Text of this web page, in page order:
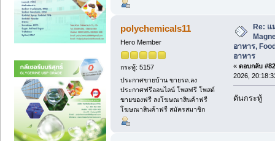
polychemicals11
Hero Member
กระทู้: 5157
ประกาศขายบ้าน ขายรถ.ลง
ประกาศฟรีออนไลน์ โพสฟรี โพสต์
ขายของฟรี ลงโฆษณาสินค้าฟรี
โฆษณาสินค้าฟรี สมัครสมาชิก
Re: แ
อาหาร,
อาหาร
« ตอบกลับ
2026,
ดันกระทู้